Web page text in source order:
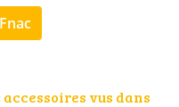
accessoires vus dans